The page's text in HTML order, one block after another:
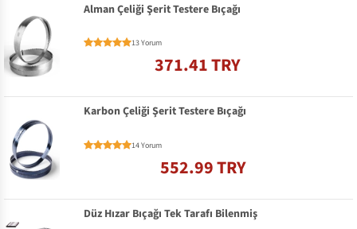
Alman Çeliği Şerit Testere Bıçağı
13 Yorum
371.41 TRY
Karbon Çeliği Şerit Testere Bıçağı
14 Yorum
552.99 TRY
Düz Hızar Bıçağı Tek Tarafı Bilenmiş